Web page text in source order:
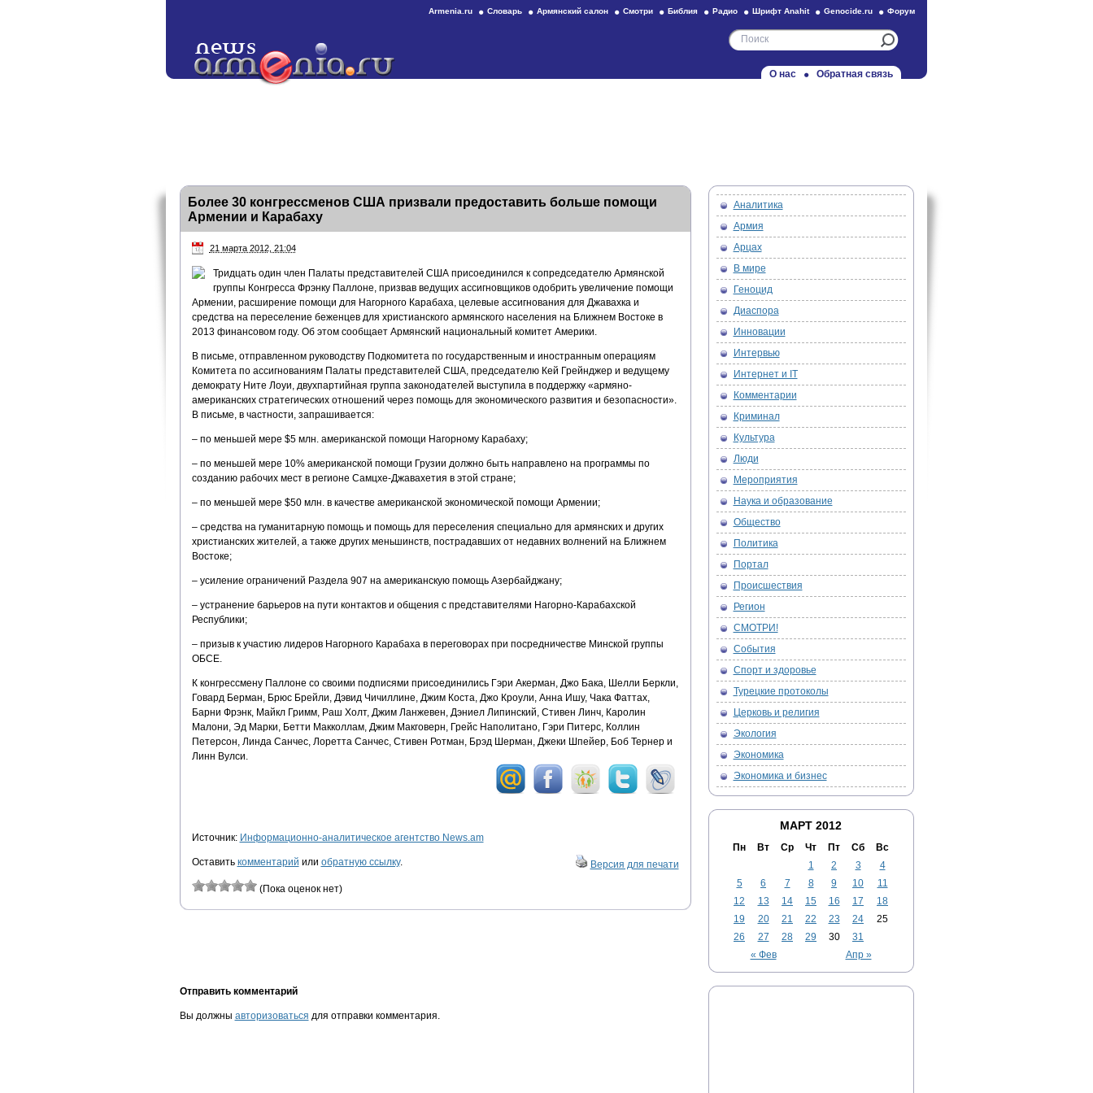
Armenia.ru Словарь Армянский салон Смотри Библия Радио Шрифт Anahit Genocide.ru Форум
О нас Обратная связь
Более 30 конгрессменов США призвали предоставить больше помощи
Армении и Карабаху
21 марта 2012, 21:04
Тридцать один член Палаты представителей США присоединился к сопредседателю Армянской
группы Конгресса Фрэнку Паллоне, призвав ведущих ассигновщиков одобрить увеличение помощи
Армении, расширение помощи для Нагорного Карабаха, целевые ассигнования для Джавахка и
средства на переселение беженцев для христианского армянского населения на Ближнем Востоке в
2013 финансовом году. Об этом сообщает Армянский национальный комитет Америки.
В письме, отправленном руководству Подкомитета по государственным и иностранным операциям
Комитета по ассигнованиям Палаты представителей США, председателю Кей Грейнджер и ведущему
демократу Ните Лоуи, двухпартийная группа законодателей выступила в поддержку «армяно-
американских стратегических отношений через помощь для экономического развития и безопасности».
В письме, в частности, запрашивается:
– по меньшей мере $5 млн. американской помощи Нагорному Карабаху;
– по меньшей мере 10% американской помощи Грузии должно быть направлено на программы по
созданию рабочих мест в регионе Самцхе-Джавахетия в этой стране;
– по меньшей мере $50 млн. в качестве американской экономической помощи Армении;
– средства на гуманитарную помощь и помощь для переселения специально для армянских и других
христианских жителей, а также других меньшинств, пострадавших от недавних волнений на Ближнем
Востоке;
– усиление ограничений Раздела 907 на американскую помощь Азербайджану;
– устранение барьеров на пути контактов и общения с представителями Нагорно-Карабахской
Республики;
– призыв к участию лидеров Нагорного Карабаха в переговорах при посредничестве Минской группы
ОБСЕ.
К конгрессмену Паллоне со своими подписями присоединились Гэри Акерман, Джо Бака, Шелли Беркли,
Говард Берман, Брюс Брейли, Дэвид Чичиллине, Джим Коста, Джо Кроули, Анна Ишу, Чака Фаттах,
Барни Фрэнк, Майкл Гримм, Раш Холт, Джим Ланжевен, Дэниел Липинский, Стивен Линч, Каролин
Малони, Эд Марки, Бетти Макколлам, Джим Макговерн, Грейс Наполитано, Гэри Питерс, Коллин
Петерсон, Линда Санчес, Лоретта Санчес, Стивен Ротман, Брэд Шерман, Джеки Шпейер, Боб Тернер и
Линн Вулси.
Источник: Информационно-аналитическое агентство News.am
Оставить комментарий или обратную ссылку. Версия для печати
(Пока оценок нет)
Отправить комментарий
Вы должны авторизоваться для отправки комментария.
Аналитика
Армия
Арцах
В мире
Геноцид
Диаспора
Инновации
Интервью
Интернет и IT
Комментарии
Криминал
Культура
Люди
Мероприятия
Наука и образование
Общество
Политика
Портал
Происшествия
Регион
СМОТРИ!
События
Спорт и здоровье
Турецкие протоколы
Церковь и религия
Экология
Экономика
Экономика и бизнес
МАРТ 2012
Пн Вт Ср Чт Пт Сб Вс
« Фев Апр »
1 2 3
4
5
6 7 8 9 10
11
12
13 14 15 16 17
18
19
20 21 22 23 24
25
26
27 28 29 30 31